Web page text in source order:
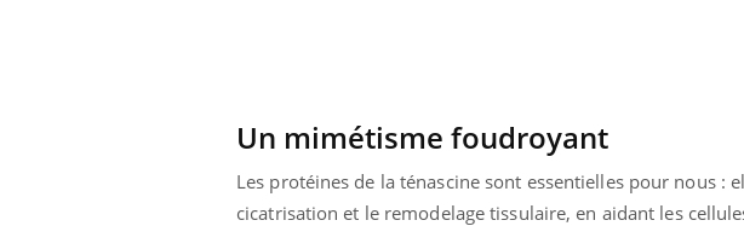
Un mimétisme foudroyant
Les protéines de la ténascine sont essentielles pour nous :
cicatrisation et le remodelage tissulaire, en aidant les